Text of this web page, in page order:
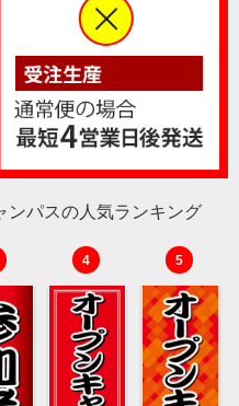
ンパスの人気ランキング
4 5